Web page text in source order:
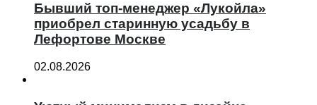
Бывший топ-менеджер «Лукойла»
приобрел старинную усадьбу в
Лефортове Москве
02.08.2026